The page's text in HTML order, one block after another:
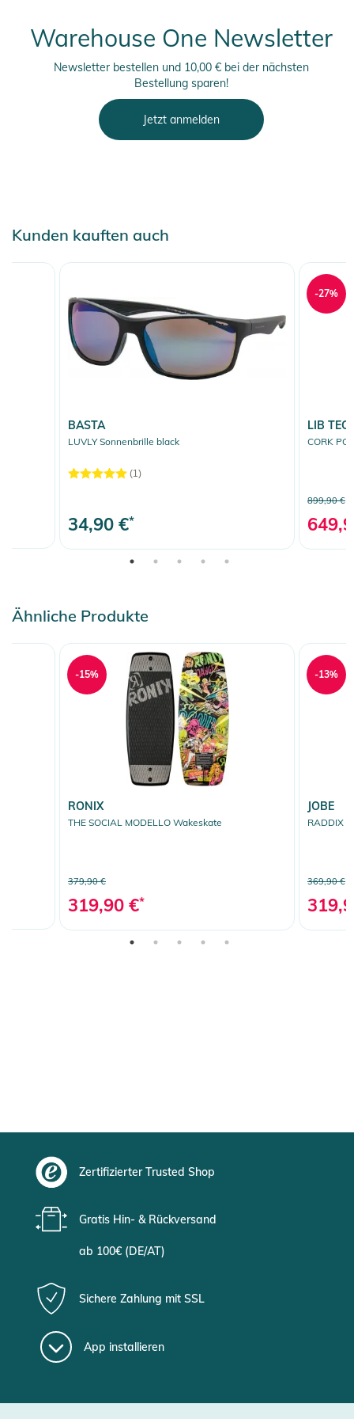
Warehouse One Newsletter
Newsletter bestellen und 10,00 € bei der nächsten
Bestellung sparen!
Jetzt anmelden
Kunden kauften auch
BASTA
LUVLY Sonnenbrille black
(1)
34,90 €*
LIB
CORK
899,90 €
-27%
Ähnliche Produkte
RONIX
THE SOCIAL MODELLO Wakeskate
379,90 €
319,90 €*
-15%
JOBE
RADDIX
369,90 €
-13%
Zertifizierter Trusted Shop
Gratis Hin- & Rückversand
ab 100€ (DE/AT)
Sichere Zahlung mit SSL
App installieren